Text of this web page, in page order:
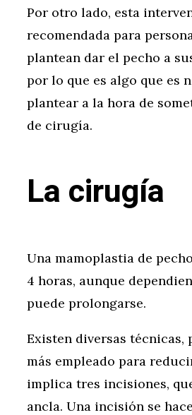
Por otro lado, esta
recomendada para
plantean dar el pecho a
por lo que es algo que es
plantear a la hora de
de cirugía.
La cirugía
Una mamoplastia de
4 horas, aunque
puede prolongarse.
Existen diversas técnicas,
más empleado para
implica tres incisiones,
ancla. Una incisión se